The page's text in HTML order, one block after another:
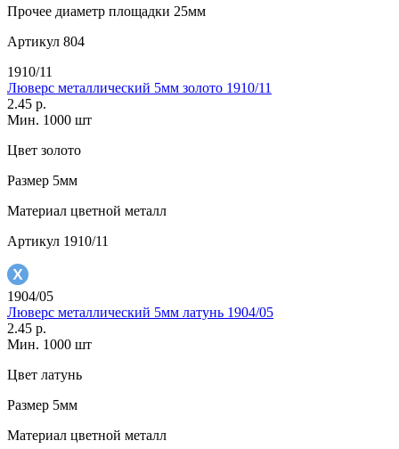
Прочее диаметр площадки 25мм
Артикул 804
1910/11
Люверс металлический 5мм золото 1910/11
2.45 р.
Мин. 1000 шт
Цвет золото
Размер 5мм
Материал цветной металл
Артикул 1910/11
1904/05
Люверс металлический 5мм латунь 1904/05
2.45 р.
Мин. 1000 шт
Цвет латунь
Размер 5мм
Материал цветной металл